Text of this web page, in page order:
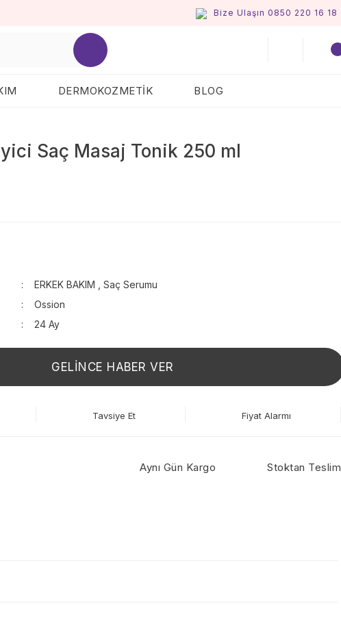
Bize Ulaşın 0850 220 16 18
DERMOKOZMETİK BLOG
Saç Masaj Tonik 250 ml
ERKEK BAKIM ,Saç Serumu
Ossion
24 Ay
GELİNCE HABER VER
Tavsiye Et Fiyat Alarmı
Aynı Gün Kargo Stoktan Teslim